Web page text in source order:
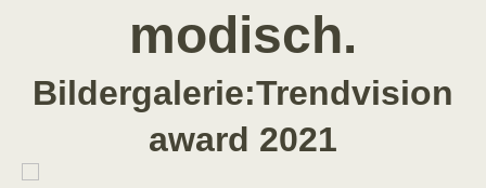
modisch.
Bildergalerie:Trendvision
award 2021